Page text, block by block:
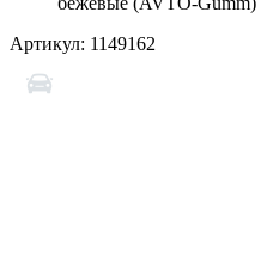
Артикул: 1149162